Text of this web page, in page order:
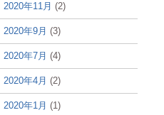
2020年11月 (2)
2020年9月 (3)
2020年7月 (4)
2020年4月 (2)
2020年1月 (1)